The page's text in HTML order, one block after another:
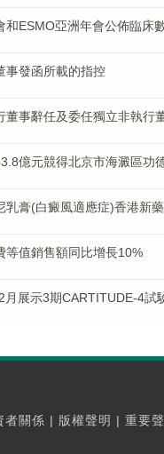
ESMO亞洲年會公佈臨床
事發函所載的指控
事辭任及委任獨立非執行
億元競得北京市海澱區功
乳膏(白癜風適應症)香港新
等值銷售額同比增長10%
展示3期CARTITUDE-4試
者關係 | 版權聲明 | 重要